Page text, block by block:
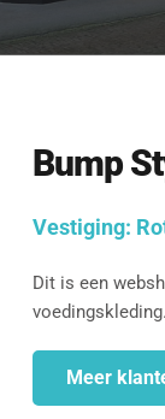
Bump
Vestiging:
Dit is een
voedingskleding.
Meer